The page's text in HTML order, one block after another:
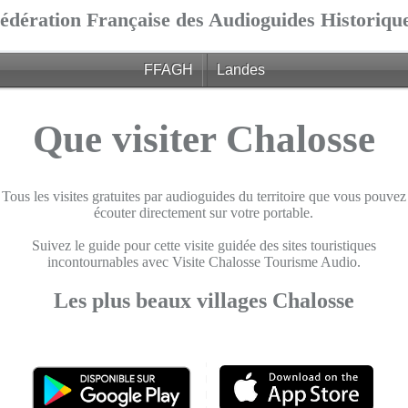
Française des Audioguides
FFAGH Landes
Que visiter Chalosse
Tous les visites gratuites par audioguides du territoire que vous pouvez
écouter directement sur votre portable.
Suivez le guide pour cette visite guidée des sites touristiques
incontournables avec Visite Chalosse Tourisme Audio.
Les plus beaux villages Chalosse